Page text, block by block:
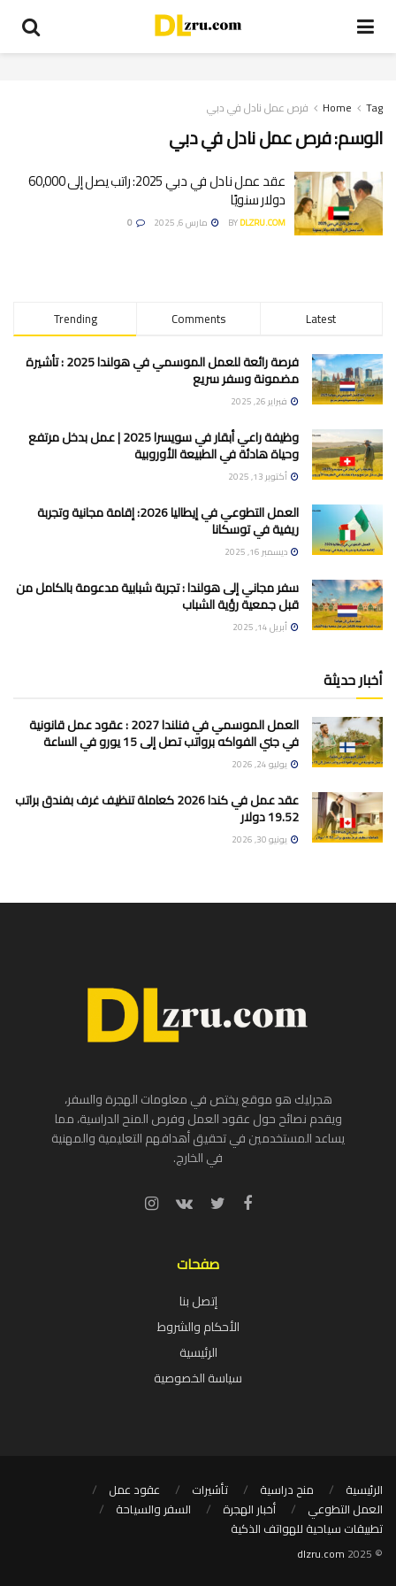
Home Tag فرص عمل نادل في دبي
الوسم:فرص عمل نادل في دبي
عقد عمل نادل في دبي 2025: راتب يصل إلى 60,000
دولار سنويًا
BYDLZRU.COM مارس 6, 2025
Trending Comments Latest
فرصة رائعة للعمل الموسمي في هولندا 2025 : تأشيرة
مضمونة وسفر سريع
فبراير 26, 2025
وظيفة راعي أبقار في سويسرا 2025 | عمل بدخل مرتفع
وحياة هادئة في الطبيعة الأوروبية
أكتوبر 13, 2025
العمل التطوعي في إيطاليا 2026: إقامة مجانية وتجربة
ريفية في توسكانا
ديسمبر 16, 2025
سفر مجاني إلى هولندا : تجربة شبابية مدعومة بالكامل من
قبل جمعية رؤية الشباب
أبريل 14, 2025
أخبار حديثة
العمل الموسمي في فنلندا 2027 : عقود عمل قانونية
في جني الفواكه برواتب تصل إلى 15 يورو في الساعة
يوليو 24, 2026
عقد عمل في كندا 2026 كعاملة تنظيف غرف بفندق براتب
19.52 دولار
يونيو 30, 2026
هجرليك هو موقع يختص في معلومات الهجرة والسفر،
ويقدم نصائح حول عقود العمل وفرص المنح الدراسية، مما
يساعد المستخدمين في تحقيق أهدافهم التعليمية والمهنية
في الخارج.
صفحات
إتصل بنا
الأحكام والشروط
الرئيسية
سياسة الخصوصية
الرئيسية منح دراسية تأشيرات
عقود عمل
العمل التطوعي
أخبار الهجرة
السفر والسياحة
تطبيقات سياحية للهواتف الذكية
© 2025
dlzru.com